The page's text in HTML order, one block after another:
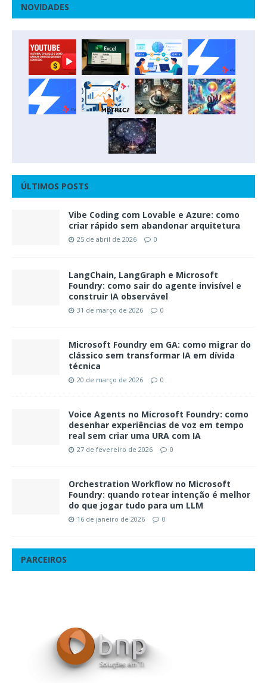
NOVIDADES
ÚLTIMOS POSTS
Vibe Coding com Lovable e Azure: como
criar rápido sem abandonar arquitetura
25 de abril de 2026 0
LangChain, LangGraph e Microsoft
Foundry: como sair do agente invisível e
construir IA observável
31 de março de 2026 0
Microsoft Foundry em GA: como migrar do
clássico sem transformar IA em dívida
técnica
20 de março de 2026 0
Voice Agents no Microsoft Foundry: como
desenhar experiências de voz em tempo
real sem criar uma URA com IA
27 de fevereiro de 2026 0
Orchestration Workflow no Microsoft
Foundry: quando rotear intenção é melhor
do que jogar tudo para um LLM
16 de janeiro de 2026 0
PARCEIROS